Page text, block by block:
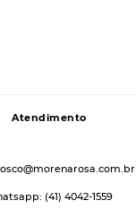
Atendimento
(41) 4042-1559